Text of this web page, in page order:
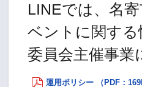
LINEでは、名
ベントに関する
委員会主催事業
運用ポリシー （PDF：